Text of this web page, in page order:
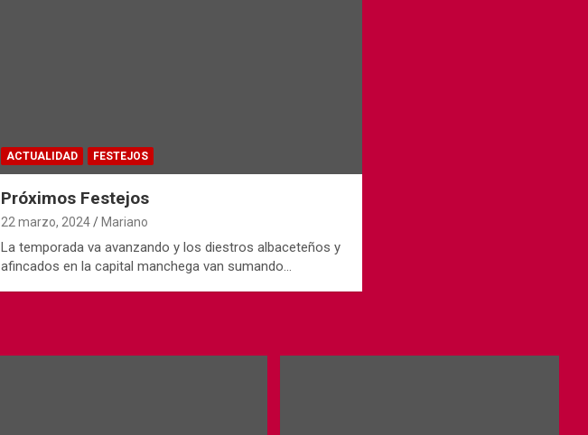
ACTUALIDAD FESTEJOS
Próximos Festejos
22 marzo, 2024 Mariano
La temporada va avanzando y los diestros albaceteños y
afincados en la capital manchega van sumando…